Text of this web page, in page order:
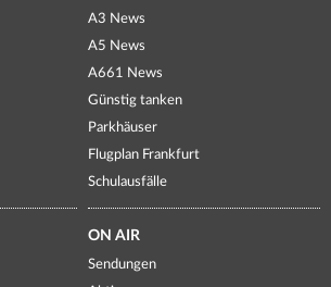
A3 News
A5 News
A661 News
Günstig tanken
Parkhäuser
Flugplan Frankfurt
Schulausfälle
ON AIR
Sendungen